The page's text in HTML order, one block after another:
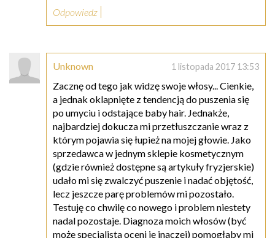
Odpowiedz
Unknown 1 listopada 2017 13:53
Zacznę od tego jak widzę swoje włosy... Cienkie,
a jednak oklapnięte z tendencją do puszenia się
po umyciu i odstające baby hair. Jednakże,
najbardziej dokucza mi przetłuszczanie wraz z
którym pojawia się łupież na mojej głowie. Jako
sprzedawca w jednym sklepie kosmetycznym
(gdzie również dostępne są artykuły fryzjerskie)
udało mi się zwalczyć puszenie i nadać objętość,
lecz jeszcze parę problemów mi pozostało.
Testuję co chwilę co nowego i problem niestety
nadal pozostaje. Diagnoza moich włosów (być
może specjalista oceni je inaczej) pomogłaby mi